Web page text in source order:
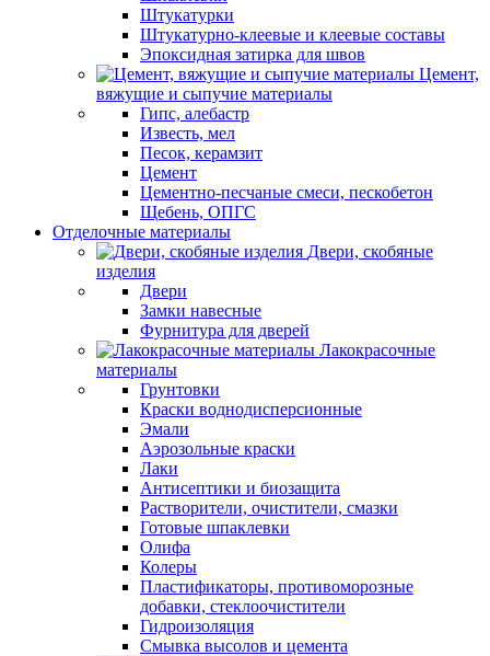
Штукатурки
Штукатурно-клеевые и клеевые составы
Эпоксидная затирка для швов
Цемент,
вяжущие и сыпучие материалы
Гипс, алебастр
Известь, мел
Песок, керамзит
Цемент
Цементно-песчаные смеси, пескобетон
Щебень, ОПГС
Отделочные материалы
Двери, скобяные
изделия
Двери
Замки навесные
Фурнитура для дверей
Лакокрасочные
материалы
Грунтовки
Краски воднодисперсионные
Эмали
Аэрозольные краски
Лаки
Антисептики и биозащита
Растворители, очистители, смазки
Готовые шпаклевки
Олифа
Колеры
Пластификаторы, противоморозные
добавки, стеклоочистители
Гидроизоляция
Смывка высолов и цемента